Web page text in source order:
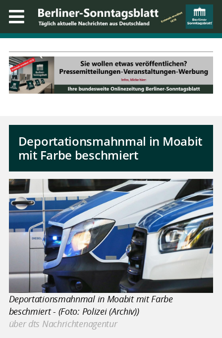
Deportationsmahnmal in Moabit
mit Farbe beschmiert
Deportationsmahnmal in Moabit mit Farbe
beschmiert - (Foto: Polizei (Archiv))
über dts Nachrichtenagentur